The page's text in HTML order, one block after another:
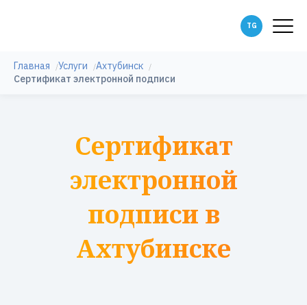
Главная Услуги
Ахтубинск
Сертификат электронной подписи
Сертификат
электронной
подписи в
Ахтубинске